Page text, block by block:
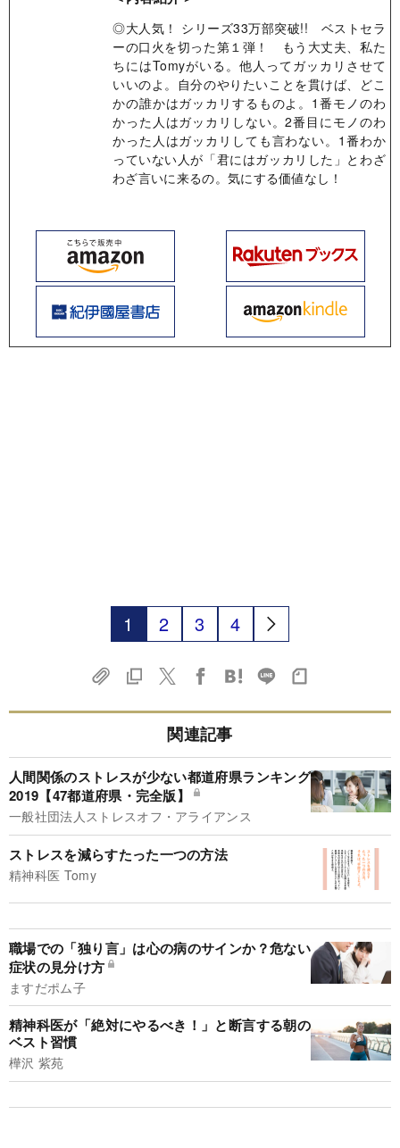
◎大人気！ シリーズ33万部突破!! ベストセラ
ーの口火を切った第１弾！ もう大丈夫、私た
ちにはTomyがいる。他人ってガッカリさせて
いいのよ。自分のやりたいことを貫けば、どこ
かの誰かはガッカリするものよ。1番モノのわ
かった人はガッカリしない。2番目にモノのわ
かった人はガッカリしても言わない。1番わか
っていない人が「君にはガッカリした」とわざ
わざ言いに来るの。気にする価値なし！
1 2 3 4
関連記事
人間関係のストレスが少ない都道府県ランキング
2019【47都道府県・完全版】
一般社団法人ストレスオフ・アライアンス
ストレスを減らすたった一つの方法
精神科医 Tomy
職場での「独り言」は心の病のサインか？危ない
症状の見分け方
ますだポム子
精神科医が「絶対にやるべき！」と断言する朝の
ベスト習慣
樺沢 紫苑